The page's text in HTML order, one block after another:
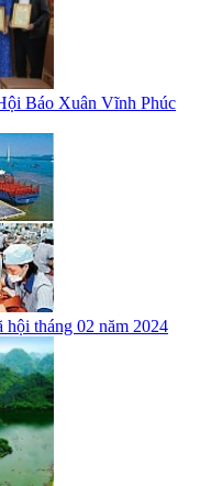
Báo Xuân Vĩnh Phúc
tháng 02 năm 2024